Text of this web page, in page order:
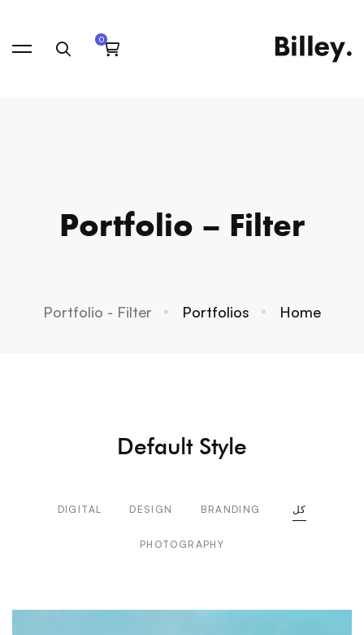
Portfolio – Filter
Home
Portfolios
Portfolio - Filter
Default Style
كل BRANDING
DESIGN
DIGITAL
PHOTOGRAPHY